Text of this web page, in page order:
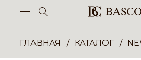
ГЛАВНАЯ КАТАЛОГ